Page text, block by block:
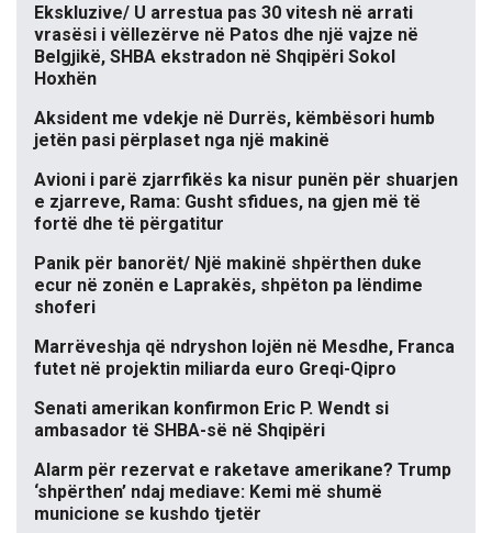
Ekskluzive/ U arrestua pas 30 vitesh në arrati
vrasësi i vëllezërve në Patos dhe një vajze në
Belgjikë, SHBA ekstradon në Shqipëri Sokol
Hoxhën
Aksident me vdekje në Durrës, këmbësori humb
jetën pasi përplaset nga një makinë
Avioni i parë zjarrfikës ka nisur punën për shuarjen
e zjarreve, Rama: Gusht sfidues, na gjen më të
fortë dhe të përgatitur
Panik për banorët/ Një makinë shpërthen duke
ecur në zonën e Laprakës, shpëton pa lëndime
shoferi
Marrëveshja që ndryshon lojën në Mesdhe, Franca
futet në projektin miliarda euro Greqi-Qipro
Senati amerikan konfirmon Eric P. Wendt si
ambasador të SHBA-së në Shqipëri
Alarm për rezervat e raketave amerikane? Trump
‘shpërthen’ ndaj mediave: Kemi më shumë
municione se kushdo tjetër